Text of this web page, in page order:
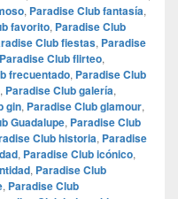
, Paradise Club fantasía,
favorito, Paradise Club
Club fiestas, Paradise
Paradise Club flirteo,
frecuentado, Paradise Club
, Paradise Club galería,
gin, Paradise Club glamour,
Guadalupe, Paradise Club
Club historia, Paradise
, Paradise Club icónico,
, Paradise Club
, Paradise Club